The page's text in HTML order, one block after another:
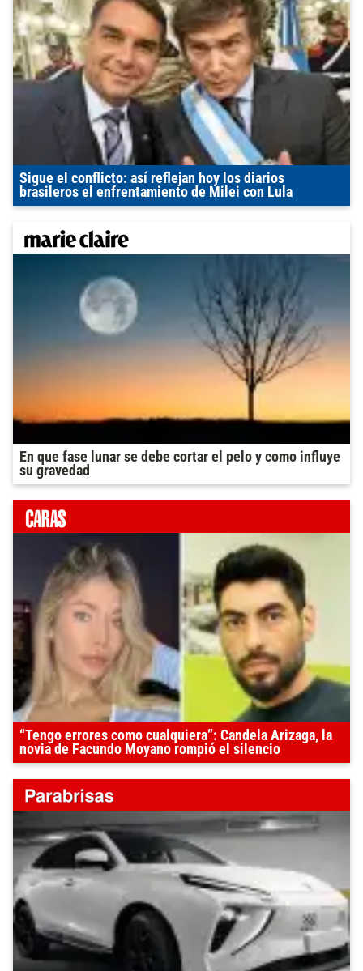
Sigue el conflicto: así reflejan hoy los diarios
brasileros el enfrentamiento de Milei con Lula
En que fase lunar se debe cortar el pelo y como influye
su gravedad
“Tengo errores como cualquiera”: Candela Arizaga, la
novia de Facundo Moyano rompió el silencio